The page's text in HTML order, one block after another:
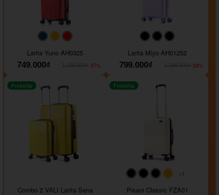
#093f69#ffa500
Larita Yuno AH0325
749.000₫
-37%
#000000#000000
Larita Miyo AH01252
799.000₫
-33%
Freeship
Combo 2 VALI Larita Sena
#000000#000000#000000
+1
Freeship
Pisani Classic FZA01